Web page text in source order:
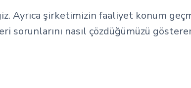
Ayrıca şirketimizin faaliyet konum
sorunlarını nasıl çözdüğümüzü